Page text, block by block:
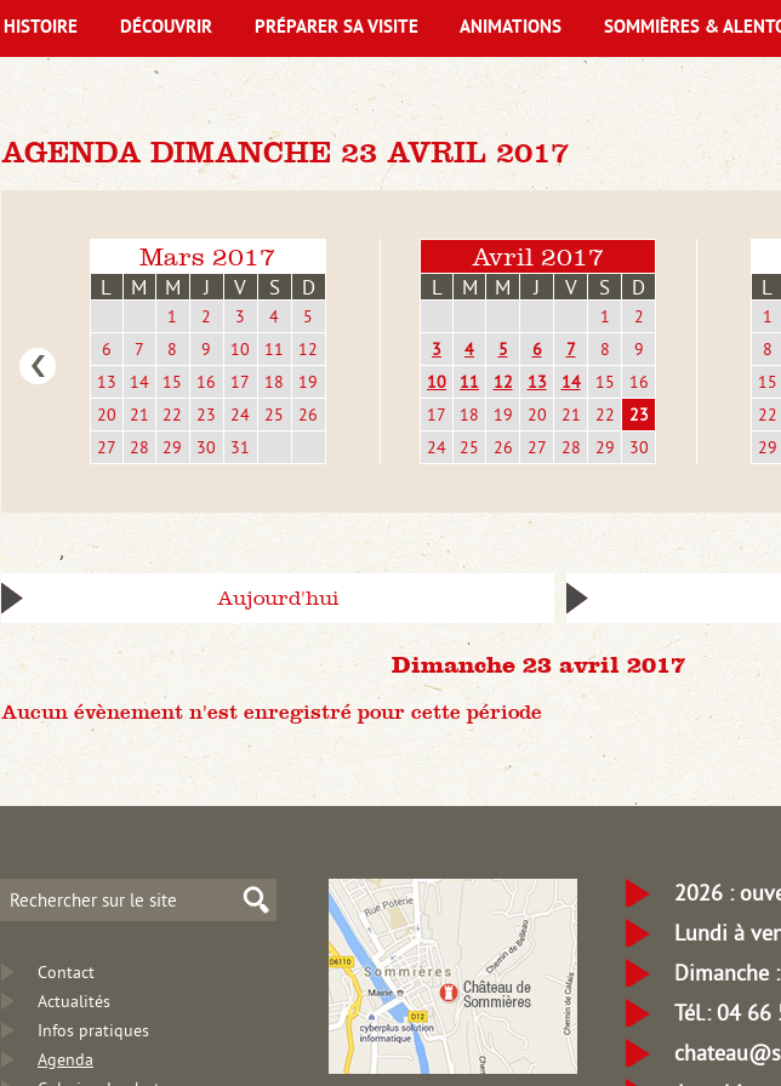
AGENDA DIMANCHE 23 AVRIL 2017
Mars 2017
L M M J V S D
1 2 3 4
5
6
7 8 9 10 11
12
13
14 15 16 17 18
19
20
21 22 23 24 25
26
27
28 29 30 31
Avril 2017
L M M J V S D
1
2
3
4 5 6 7 8
9
10
11 12 13 14 15
16
17
18 19 20 21 22
23
24
25 26 27 28 29 30
L
1
8
15
22
29
Aujourd'hui
Dimanche 23 avril 2017
Aucun évènement n'est enregistré pour cette période
HISTOIRE DÉCOUVRIR PRÉPARER SA VISITE ANIMATIONS SOMMIÈRES &
Contact
Actualités
Infos pratiques
Agenda
2026 :
Lundi à
Dimanche
Tél.: 04 66